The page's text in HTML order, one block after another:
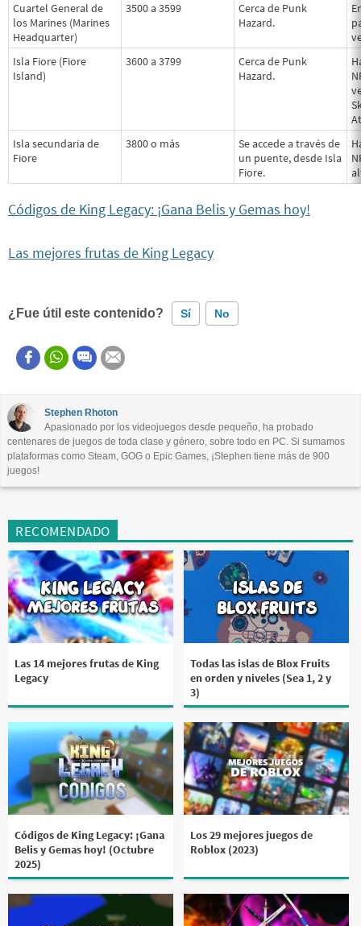
Cuartel General de
los Marines (Marines
Headquarter)
3500 a 3599
Cerca de Punk
Hazard.
Isla Fiore (Fiore
Island)
3600 a 3799
Cerca de Punk
Hazard.
Isla secundaria de
Fiore
3800 o más
Se accede a través de
un puente, desde Isla
Fiore.
Códigos de King Legacy: ¡Gana Belis y Gemas hoy!
Las mejores frutas de King Legacy
¿Fue útil este contenido? Sí No
Este contenido contiene información incorrecta
Otro
Stephen Rhoton
Apasionado por los videojuegos desde pequeño, ha probado
centenares de juegos de toda clase y género, sobre todo en PC. Si sumamos
plataformas como Steam, GOG o Epic Games, ¡Stephen tiene más de 900
juegos!
RECOMENDADO
Las 14 mejores frutas de King
Legacy
Todas las islas de Blox Fruits
en orden y niveles (Sea 1, 2 y
3)
Códigos de King Legacy: ¡Gana
Belis y Gemas hoy! (Octubre
2025)
Los 29 mejores juegos de
Roblox (2023)